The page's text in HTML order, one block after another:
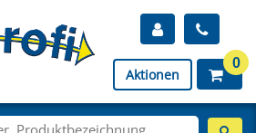
Aktionen
0